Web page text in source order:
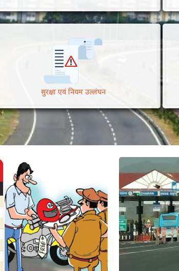
सुरक्षा एवं नियम उल्लंघन